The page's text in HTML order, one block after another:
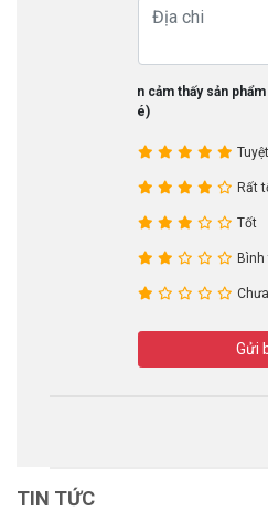
Bạn cảm thấy sản
nhé)
Rất
Tốt
Gửi
TIN TỨC